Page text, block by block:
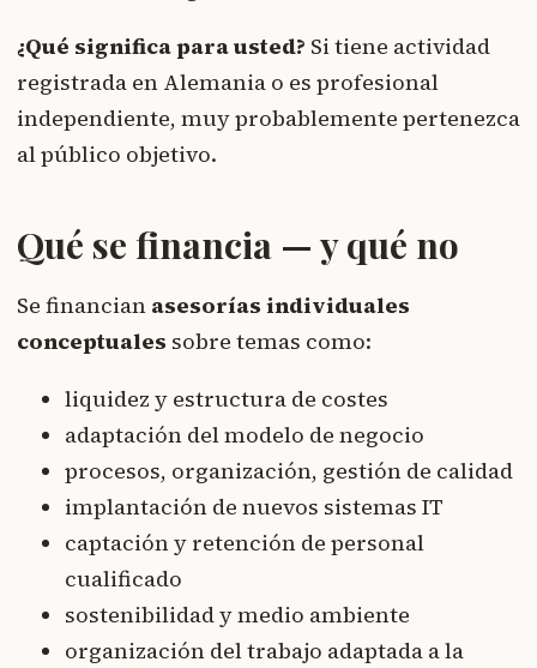
¿Qué significa para usted? Si tiene actividad
registrada en Alemania o es profesional
independiente, muy probablemente pertenezca
al público objetivo.
Qué se financia — y qué no
Se financian asesorías individuales
conceptuales sobre temas como:
liquidez y estructura de costes
adaptación del modelo de negocio
procesos, organización, gestión de calidad
implantación de nuevos sistemas IT
captación y retención de personal
cualificado
sostenibilidad y medio ambiente
organización del trabajo adaptada a la